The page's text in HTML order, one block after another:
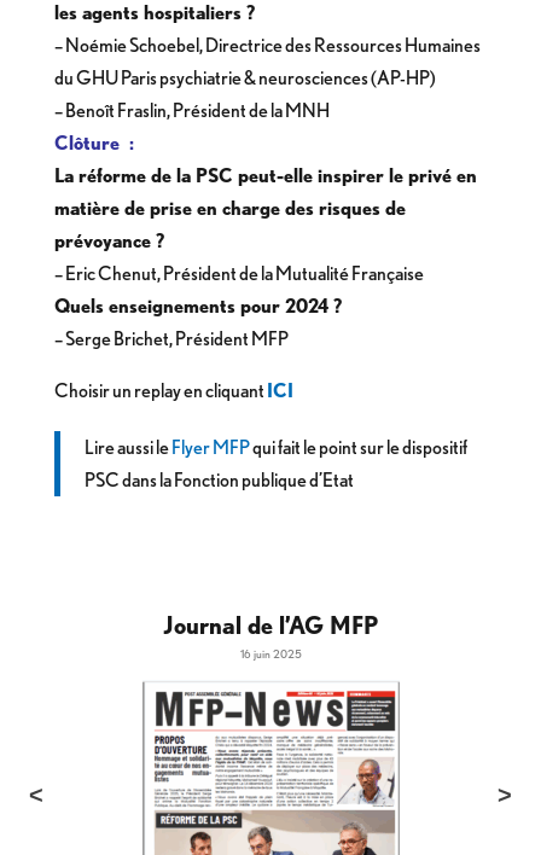
les agents hospitaliers ?
– Noémie Schoebel, Directrice des Ressources Humaines
du GHU Paris psychiatrie & neurosciences (AP-HP)
– Benoît Fraslin, Président de la MNH
Clôture :
La réforme de la PSC peut-elle inspirer le privé en
matière de prise en charge des risques de
prévoyance ?
– Eric Chenut, Président de la Mutualité Française
Quels enseignements pour 2024 ?
– Serge Brichet, Président MFP
Choisir un replay en cliquant ICI
Lire aussi leFlyer MFPqui fait le point sur le dispositif
PSC dans la Fonction publique d’Etat
Journal de l’AG MFP
16 juin 2025